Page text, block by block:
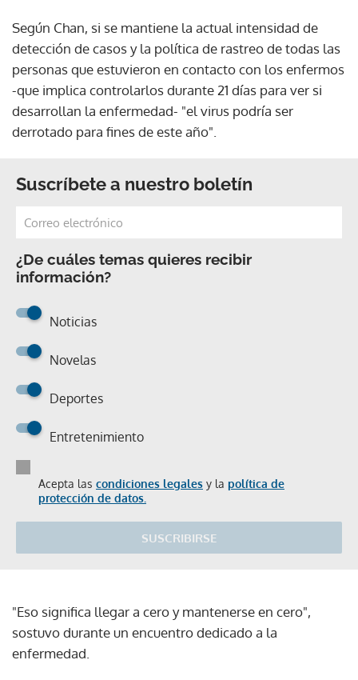
Según Chan, si se mantiene la actual intensidad de
detección de casos y la política de rastreo de todas las
personas que estuvieron en contacto con los enfermos
-que implica controlarlos durante 21 días para ver si
desarrollan la enfermedad- "el virus podría ser
derrotado para fines de este año".
Suscríbete a nuestro boletín
¿De cuáles temas quieres recibir
información?
Noticias
Novelas
Deportes
Entretenimiento
Acepta las condiciones legales y la política de
protección de datos.
SUSCRIBIRSE
"Eso significa llegar a cero y mantenerse en cero",
sostuvo durante un encuentro dedicado a la
enfermedad.